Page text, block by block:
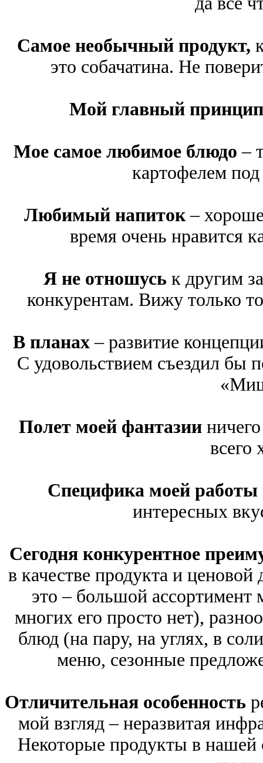
Самое необычный продукт,
это собачатина. Не
Мой главный принцип
Мое самое любимое блюдо –
картофелем
Любимый напиток–
время очень нравится
Я не отношуськ другим
конкурентам. Вижу только
В планах – развитие
С удовольствием съездил бы
Полет моей фантазииничего
всего
Специфика моей работы
интересных
Сегодня конкурентное
в качестве продукта и
это – большой
многих его просто нет),
блюд (на пару, на углях, в
меню, сезонные
Отличительная особенность
мой взгляд – неразвитая
Некоторые продукты в нашей